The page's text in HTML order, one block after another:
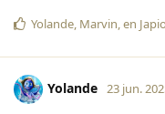
Yolande, Marvin, en Japio
Yolande 23 jun.